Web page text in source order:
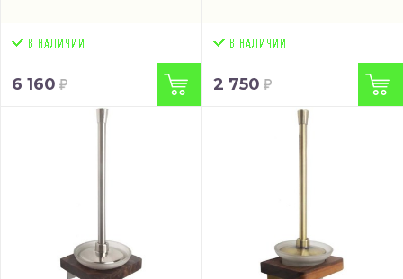
6 160 2 750